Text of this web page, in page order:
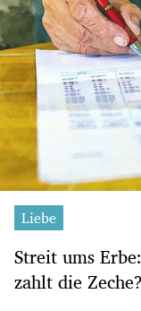
Liebe
Streit ums
zahlt die Zeche?